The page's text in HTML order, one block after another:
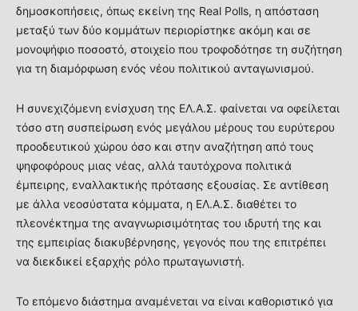
δημοσκοπήσεις, όπως εκείνη της Real Polls, η απόσταση
μεταξύ των δύο κομμάτων περιορίστηκε ακόμη και σε
μονοψήφιο ποσοστό, στοιχείο που τροφοδότησε τη συζήτηση
για τη διαμόρφωση ενός νέου πολιτικού ανταγωνισμού.
Η συνεχιζόμενη ενίσχυση της ΕΛ.Α.Σ. φαίνεται να οφείλεται
τόσο στη συσπείρωση ενός μεγάλου μέρους του ευρύτερου
προοδευτικού χώρου όσο και στην αναζήτηση από τους
ψηφοφόρους μιας νέας, αλλά ταυτόχρονα πολιτικά
έμπειρης, εναλλακτικής πρότασης εξουσίας. Σε αντίθεση
με άλλα νεοσύστατα κόμματα, η ΕΛ.Α.Σ. διαθέτει το
πλεονέκτημα της αναγνωρισιμότητας του ιδρυτή της και
της εμπειρίας διακυβέρνησης, γεγονός που της επιτρέπει
να διεκδικεί εξαρχής ρόλο πρωταγωνιστή.
Το επόμενο διάστημα αναμένεται να είναι καθοριστικό για